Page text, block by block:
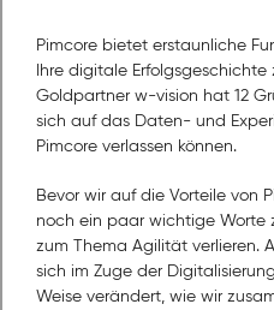
Pimcore bietet erstaunliche
Ihre digitale Erfolgsgeschichte
Goldpartner w-vision hat 12
sich auf das Daten- und
Pimcore verlassen können.
Bevor wir auf die Vorteile von
noch ein paar wichtige Worte
zum Thema Agilität verlieren.
sich im Zuge der
Weise verändert, wie wir